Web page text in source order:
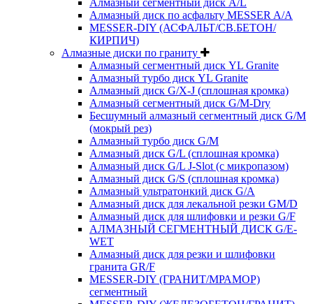
Алмазный сегментный диск A/L
Алмазный диск по асфальту MESSER A/A
MESSER-DIY (АСФАЛЬТ/СВ.БЕТОН/
КИРПИЧ)
Алмазные диски по граниту
Алмазный сегментный диск YL Granite
Алмазный турбо диск YL Granite
Алмазный диск G/X-J (сплошная кромка)
Алмазный сегментный диск G/M-Dry
Бесшумный алмазный сегментный диск G/M
(мокрый рез)
Алмазный турбо диск G/M
Алмазный диск G/L (сплошная кромка)
Алмазный диск G/L J-Slot (с микропазом)
Алмазный диск G/S (сплошная кромка)
Алмазный ультратонкий диск G/A
Алмазный диск для лекальной резки GM/D
Алмазный диск для шлифовки и резки G/F
АЛМАЗНЫЙ СЕГМЕНТНЫЙ ДИСК G/E-
WET
Алмазный диск для резки и шлифовки
гранита GR/F
MESSER-DIY (ГРАНИТ/МРАМОР)
сегментный